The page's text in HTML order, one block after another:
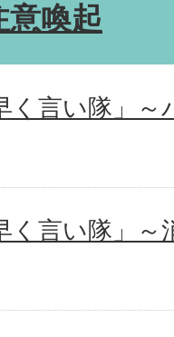
喚起
く言い隊」
く言い隊」